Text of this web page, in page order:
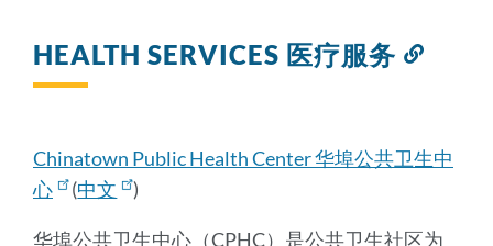
HEALTH SERVICES 医疗服务
Chinatown Public Health Center 华埠公共卫生中
心
(中文 )
华埠公共卫生中心（CPHC）是公共卫生社区为